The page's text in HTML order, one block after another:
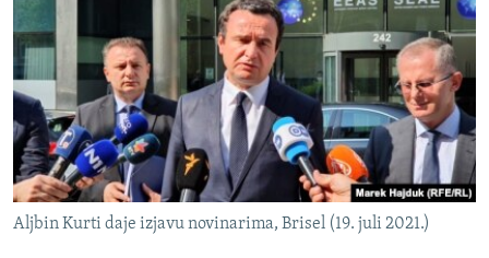
Aljbin Kurti daje izjavu novinarima, Brisel (19. juli 2021.)